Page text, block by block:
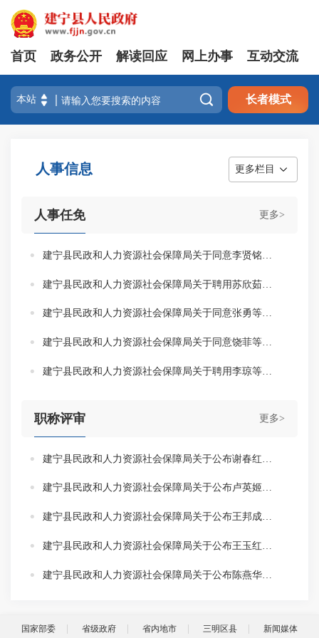
首页 政务公开 解读回应 网上办事 互动交流
 长者模式
人事信息 更多栏目
更多>
人事任免
建宁县民政和人力资源社会保障局关于同意张勇等52位同志按期转正定级的通知
建宁县民政和人力资源社会保障局关于同意饶菲等57位同志按期转正定级的通知
更多>
职称评审
建宁县民政和人力资源社会保障局关于公布卢英姬等4位同志中学高级教师职务任职资格的通知
建宁县民政和人力资源社会保障局关于公布王邦成同志林业专业高级工程师职称的通知
建宁县民政和人力资源社会保障局关于公布王玉红等4位同志档案专业中、初级职务任职资格的通知
国家部委 省级政府 省内地市 三明区县 新闻媒体